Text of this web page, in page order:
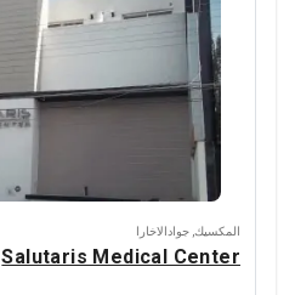
المكسيك, جوادالاخارا
Salutaris Medical Center